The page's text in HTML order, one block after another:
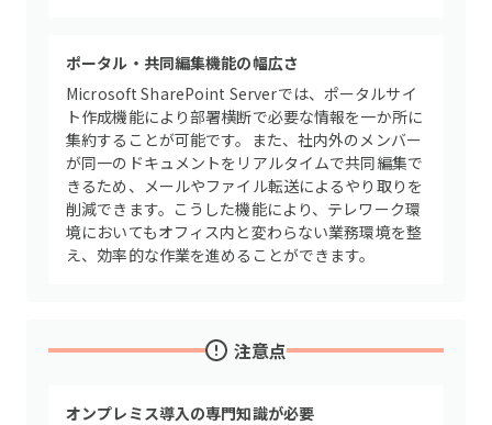
ポータル・共同編集機能の幅広さ
Microsoft SharePoint Serverでは、ポータルサイ
ト作成機能により部署横断で必要な情報を一か所に
集約することが可能です。また、社内外のメンバー
が同一のドキュメントをリアルタイムで共同編集で
きるため、メールやファイル転送によるやり取りを
削減できます。こうした機能により、テレワーク環
境においてもオフィス内と変わらない業務環境を整
え、効率的な作業を進めることができます。
注意点
オンプレミス導入の専門知識が必要